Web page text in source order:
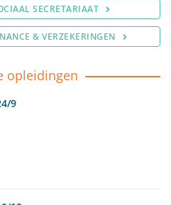
SECRETARIAAT
& VERZEKERINGEN
opleidingen
9